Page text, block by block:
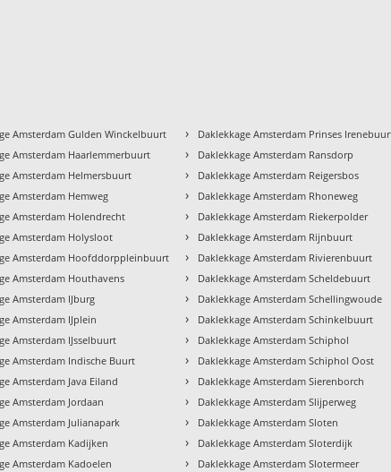
Amsterdam Gulden Winckelbuurt
Amsterdam Haarlemmerbuurt
Amsterdam Helmersbuurt
Amsterdam Hemweg
Amsterdam Holendrecht
Amsterdam Holysloot
Amsterdam Hoofddorppleinbuurt
Amsterdam Houthavens
Amsterdam IJburg
Amsterdam IJplein
Amsterdam IJsselbuurt
Amsterdam Indische Buurt
Amsterdam Java Eiland
Amsterdam Jordaan
Amsterdam Julianapark
Amsterdam Kadijken
Amsterdam Kadoelen
› Daklekkage Amsterdam Prinses
› Daklekkage Amsterdam Ransdorp
› Daklekkage Amsterdam Reigersbos
› Daklekkage Amsterdam Rhoneweg
› Daklekkage Amsterdam Riekerpolder
› Daklekkage Amsterdam Rijnbuurt
› Daklekkage Amsterdam Rivierenbuurt
› Daklekkage Amsterdam Scheldebuurt
› Daklekkage Amsterdam Schellingwoude
› Daklekkage Amsterdam Schinkelbuurt
› Daklekkage Amsterdam Schiphol
› Daklekkage Amsterdam Schiphol Oost
› Daklekkage Amsterdam Sierenborch
› Daklekkage Amsterdam Slijperweg
› Daklekkage Amsterdam Sloten
› Daklekkage Amsterdam Sloterdijk
› Daklekkage Amsterdam Slotermeer